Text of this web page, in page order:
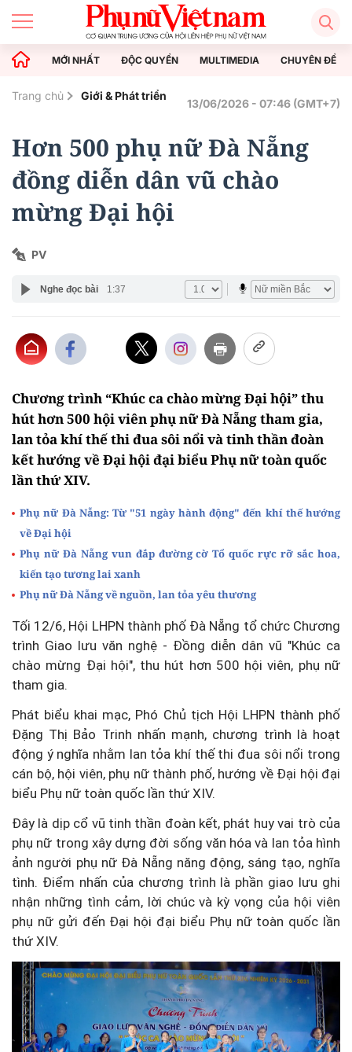
MỚI NHẤT ĐỘC QUYỀN MULTIMEDIA CHUYÊN ĐỀ
Trang chủ Giới & Phát triển
13/06/2026 - 07:46 (GMT+7)
Hơn 500 phụ nữ Đà Nẵng
đồng diễn dân vũ chào
mừng Đại hội
PV
Nghe đọc bài 1:37
Chương trình “Khúc ca chào mừng Đại hội” thu
hút hơn 500 hội viên phụ nữ Đà Nẵng tham gia,
lan tỏa khí thế thi đua sôi nổi và tinh thần đoàn
kết hướng về Đại hội đại biểu Phụ nữ toàn quốc
lần thứ XIV.
Phụ nữ Đà Nẵng: Từ "51 ngày hành động" đến khí thế hướng
về Đại hội
Phụ nữ Đà Nẵng vun đắp đường cờ Tổ quốc rực rỡ sắc hoa,
kiến tạo tương lai xanh
Phụ nữ Đà Nẵng về nguồn, lan tỏa yêu thương
Tối 12/6, Hội LHPN thành phố Đà Nẵng tổ chức Chương
trình Giao lưu văn nghệ - Đồng diễn dân vũ "Khúc ca
chào mừng Đại hội", thu hút hơn 500 hội viên, phụ nữ
tham gia.
Phát biểu khai mạc, Phó Chủ tịch Hội LHPN thành phố
Đặng Thị Bảo Trinh nhấn mạnh, chương trình là hoạt
động ý nghĩa nhằm lan tỏa khí thế thi đua sôi nổi trong
cán bộ, hội viên, phụ nữ thành phố, hướng về Đại hội đại
biểu Phụ nữ toàn quốc lần thứ XIV.
Đây là dịp cổ vũ tinh thần đoàn kết, phát huy vai trò của
phụ nữ trong xây dựng đời sống văn hóa và lan tỏa hình
ảnh người phụ nữ Đà Nẵng năng động, sáng tạo, nghĩa
tình. Điểm nhấn của chương trình là phần giao lưu ghi
nhận những tình cảm, lời chúc và kỳ vọng của hội viên
phụ nữ gửi đến Đại hội đại biểu Phụ nữ toàn quốc lần
thứ XIV.